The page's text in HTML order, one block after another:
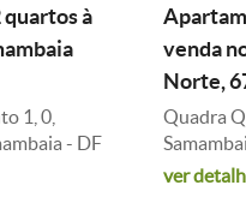
à
1, 0,
- DF
venda
Norte,
Quadra
ver